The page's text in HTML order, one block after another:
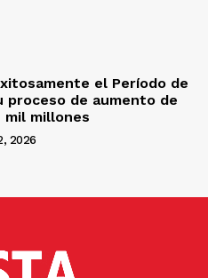
el Período de
proceso de aumento de
mil millones
2026